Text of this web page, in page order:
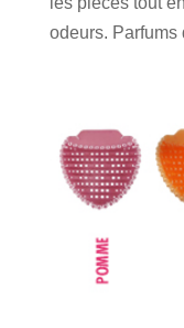
odeurs. Parfums